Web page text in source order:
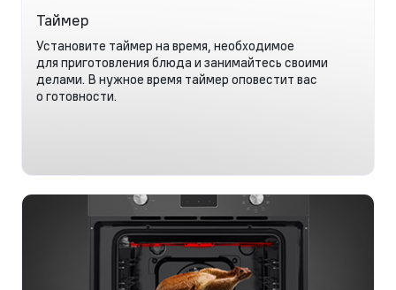
Таймер
Установите таймер на время, необходимое
для приготовления блюда и занимайтесь своими
делами. В нужное время таймер оповестит вас
о готовности.